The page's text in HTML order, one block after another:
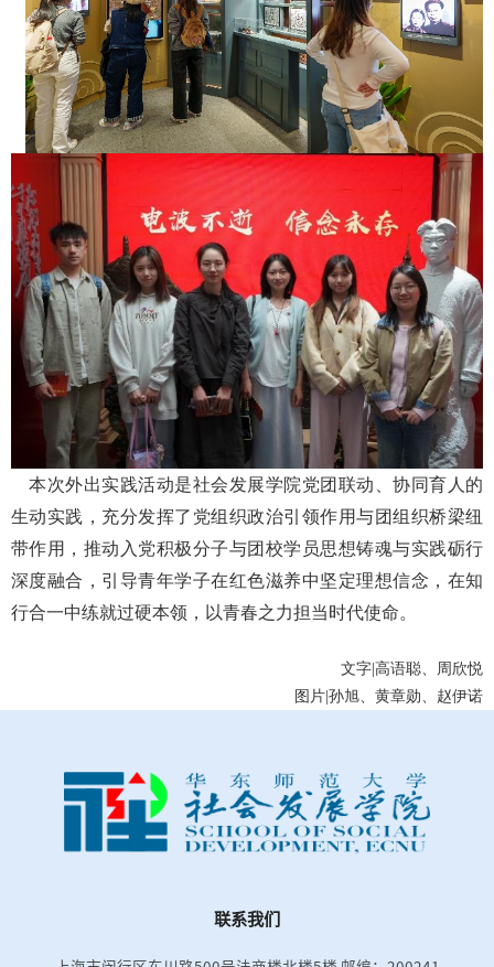
本次外出实践活动是社会发展学院党团联动、协同育人的
生动实践，充分发挥了党组织政治引领作用与团组织桥梁纽
带作用，推动入党积极分子与团校学员思想铸魂与实践砺行
深度融合，引导青年学子在红色滋养中坚定理想信念，在知
行合一中练就过硬本领，以青春之力担当时代使命。
文字|高语聪、周欣悦
图片|孙旭、黄章勋、赵伊诺
联系我们